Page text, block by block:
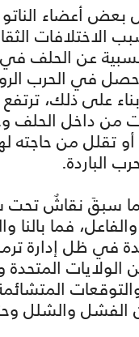
بعض أعضاء
الاختلافات
نسبية عن الحلف
حصل في الحرب
على ذلك،
من داخل الحلف
أو تقلل من حاجته
الباردة.
ما سبقَ نقاشٌ
والفاعل، فما بالنا
في ظل إدارة
الولايات المتحدة
والتوقعات
الفشل والشلل